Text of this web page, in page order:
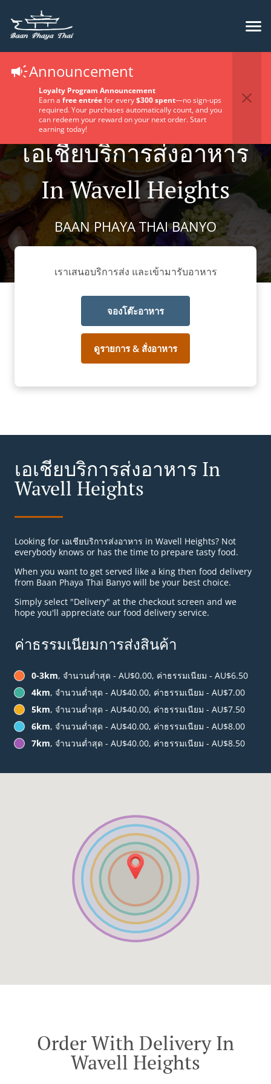
Announcement
Loyalty Program Announcement
Earn a free entréefor every$300 spent—no sign-ups
required. Your purchases automatically count, and you
can redeem your reward on your next order. Start
earning today!
เอเชียบริการส่งอาหาร
In Wavell Heights
BAAN PHAYA THAI BANYO
เราเสนอบริการส่ง และเข้ามารับอาหาร
จองโต๊ะอาหาร
ดูรายการ & สั่งอาหาร
เอเชียบริการส่งอาหาร In
Wavell Heights
Looking for เอเชียบริการส่งอาหาร in Wavell Heights? Not
everybody knows or has the time to prepare tasty food.
When you want to get served like a king then food delivery
from Baan Phaya Thai Banyo will be your best choice.
Simply select "Delivery" at the checkout screen and we
hope you'll appreciate our food delivery service.
ค่าธรรมเนียมการส่งสินค้า
0-3km, จำนวนต่ำสุด - AU$0.00, ค่าธรรมเนียม - AU$6.50
4km, จำนวนต่ำสุด - AU$40.00, ค่าธรรมเนียม - AU$7.00
5km, จำนวนต่ำสุด - AU$40.00, ค่าธรรมเนียม - AU$7.50
6km, จำนวนต่ำสุด - AU$40.00, ค่าธรรมเนียม - AU$8.00
7km, จำนวนต่ำสุด - AU$40.00, ค่าธรรมเนียม - AU$8.50
Order With Delivery In
Wavell Heights